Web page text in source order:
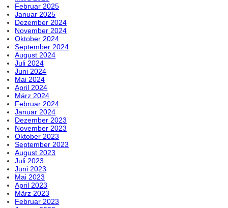
Februar 2025
Januar 2025
Dezember 2024
November 2024
Oktober 2024
September 2024
August 2024
Juli 2024
Juni 2024
Mai 2024
April 2024
März 2024
Februar 2024
Januar 2024
Dezember 2023
November 2023
Oktober 2023
September 2023
August 2023
Juli 2023
Juni 2023
Mai 2023
April 2023
März 2023
Februar 2023